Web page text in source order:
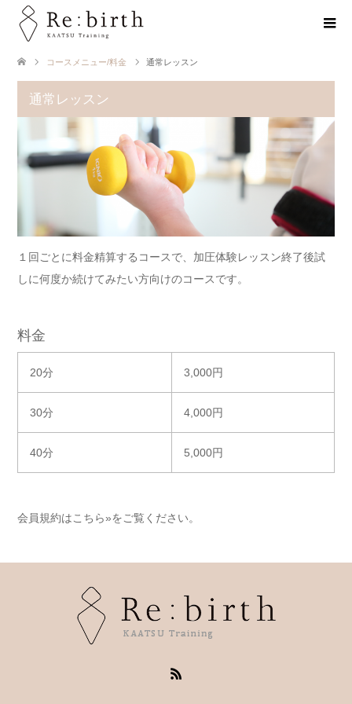
コースメニュー/料金 通常レッスン
通常レッスン
１回ごとに料金精算するコースで、加圧体験レッスン終了後試
しに何度か続けてみたい方向けのコースです。
料金
20分 3,000円
30分 4,000円
40分 5,000円
会員規約はこちら»をご覧ください。